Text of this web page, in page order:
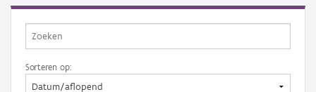
Sorteren op: